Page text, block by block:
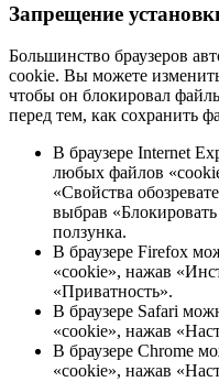
Запрещение
Большинство браузеров
cookie. Вы можете
чтобы он блокировал
перед тем, как сохранить
В браузере Internet
любых файлов
«Свойства
выбрав
ползунка.
В браузере Firefox
«cookie», нажав
«Приватность».
В браузере Safari
«cookie», нажав
В браузере Chrome
«cookie», нажав